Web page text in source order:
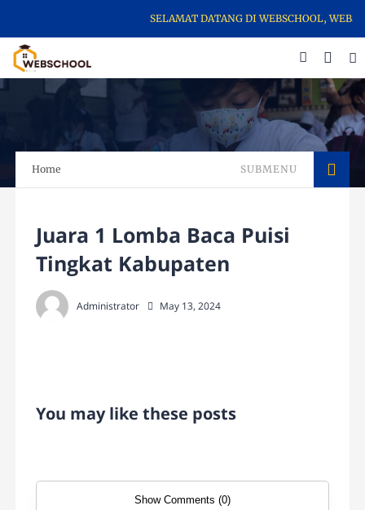
SELAMAT DATANG DI WEBSCHOOL,
Home SUBMENU
Juara 1 Lomba Baca Puisi
Tingkat Kabupaten
Administrator May 13, 2024
You may like these posts
Show Comments (0)